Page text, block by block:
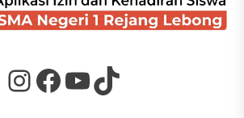
Instagram
Facebook
YouTube
TikTok